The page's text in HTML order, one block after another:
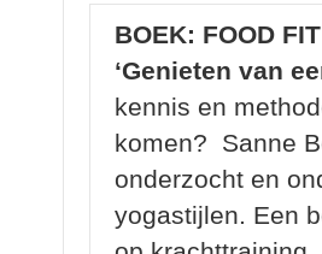
BOEK: FOOD
‘Genieten van
kennis en
komen? Sanne
onderzocht en
yogastijlen. Een